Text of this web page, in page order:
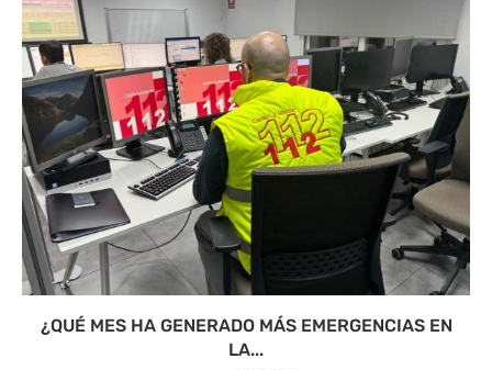
¿QUÉ MES HA GENERADO MÁS EMERGENCIAS EN
LA...